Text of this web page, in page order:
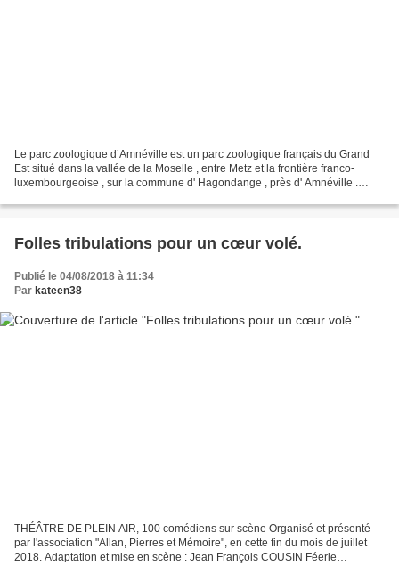
Le parc zoologique d’Amnéville est un parc zoologique français du Grand
Est situé dans la vallée de la Moselle , entre Metz et la frontière franco-
luxembourgeoise , sur la commune d' Hagondange , près d' Amnéville .
Folles tribulations pour un cœur volé.
Publié le 04/08/2018 à 11:34
Par kateen38
THÉÂTRE DE PLEIN AIR, 100 comédiens sur scène Organisé et présenté
par l'association "Allan, Pierres et Mémoire", en cette fin du mois de juillet
2018. Adaptation et mise en scène : Jean François COUSIN Féerie